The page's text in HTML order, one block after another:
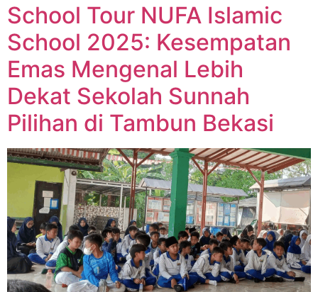
School Tour NUFA Islamic
School 2025: Kesempatan
Emas Mengenal Lebih
Dekat Sekolah Sunnah
Pilihan di Tambun Bekasi